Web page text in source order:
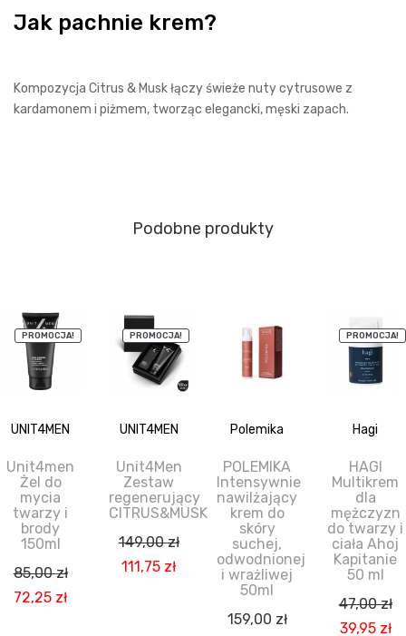
Jak pachnie krem?
Kompozycja Citrus & Musk łączy świeże nuty cytrusowe z
kardamonem i piżmem, tworząc elegancki, męski zapach.
Podobne produkty
PROMOCJA!
UNIT4MEN
Unit4men
Żel do
mycia
twarzy i
brody
150ml
85,00zł
Pierwotna
72,25 złAktualna
PROMOCJA!
UNIT4MEN
Unit4Men
Zestaw
regenerujący
CITRUS&MUSK
149,00zł
Pierwotna
111,75 złAktualna
Polemika
POLEMIKA
Intensywnie
nawilżający
krem do
skóry
suchej,
odwodnionej
i wrażliwej
50ml
159,00 zł
PROMOCJA!
Hagi
HAGI
Multikrem
dla
mężczyzn
do twarzy i
ciała Ahoj
Kapitanie
50 ml
47,00zł
39,95 zł